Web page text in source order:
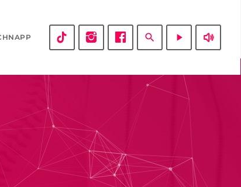
search play_arrow volume_up